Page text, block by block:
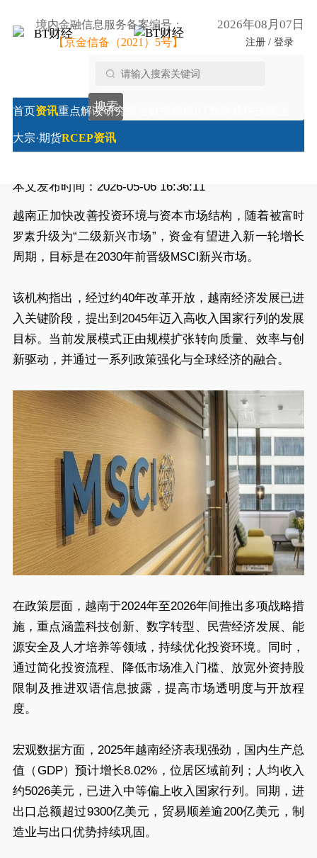
境内金融信息服务备案编号：
【京金信备（2021）5号】
2026年08月07日
注册 / 登录
搜索
首页资讯重点解读研究报告
大宗·期货RCEP资讯
RCEP资讯/越南推进资本市场改革 目标2030年
晋级MSCI新兴市场
越南推进资本市场改革 目标2030年晋级MSCI新兴市场
本文发布时间：2026-05-06 16:36:11
越南正加快改善投资环境与资本市场结构，随着被富时
罗素升级为“二级新兴市场”，资金有望进入新一轮增长
周期，目标是在2030年前晋级MSCI 新兴市场。
该机构指出，经过约40年改革开放，越南经济发展已进
入关键阶段，提出到2045年迈入高收入国家行列的发展
目标。当前发展模式正由规模扩张转向质量、效率与创
新驱动，并通过一系列政策强化与全球经济的融合。
在政策层面，越南于2024年至2026年间推出多项战略措
施，重点涵盖科技创新、数字转型、民营经济发展、能
源安全及人才培养等领域，持续优化投资环境。同时，
通过简化投资流程、降低市场准入门槛、放宽外资持股
限制及推进双语信息披露，提高市场透明度与开放程
度。
宏观数据方面，2025年越南经济表现强劲，国内生产总
值（GDP）预计增长8.02%，位居区域前列；人均收入
约5026美元，已进入中等偏上收入国家行列。同期，进
出口总额超过9300亿美元，贸易顺差逾200亿美元，制
造业与出口优势持续巩固。